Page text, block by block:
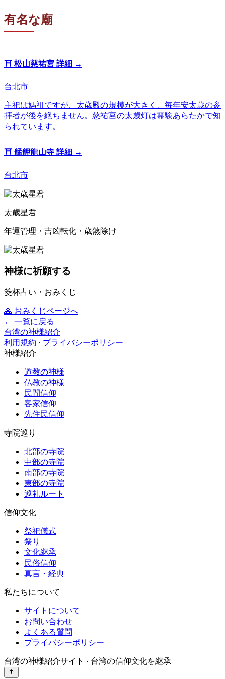
有名な廟
⛩️ 松山慈祐宮 詳細 →
台北市
主祀は媽祖ですが、太歳殿の規模が大きく、毎年安太歳の参
拝者が後を絶ちません。慈祐宮の太歳灯は霊験あらたかで知
られています。
⛩️ 艋舺龍山寺 詳細 →
台北市
太歳星君
年運管理・吉凶転化・歳煞除け
神様に祈願する
筊杯占い・おみくじ
🙏 おみくじページへ
← 一覧に戻る
台湾の神様紹介
利用規約 · プライバシーポリシー
神様紹介
道教の神様
仏教の神様
民間信仰
客家信仰
先住民信仰
寺院巡り
北部の寺院
中部の寺院
南部の寺院
東部の寺院
巡礼ルート
信仰文化
祭祀儀式
祭り
文化継承
民俗信仰
真言・経典
私たちについて
サイトについて
お問い合わせ
よくある質問
プライバシーポリシー
台湾の神様紹介サイト · 台湾の信仰文化を継承